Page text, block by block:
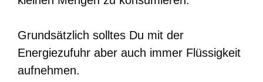
Grundsätzlich solltes Du mit der
Energiezufuhr aber auch immer Flüssigkeit
aufnehmen.